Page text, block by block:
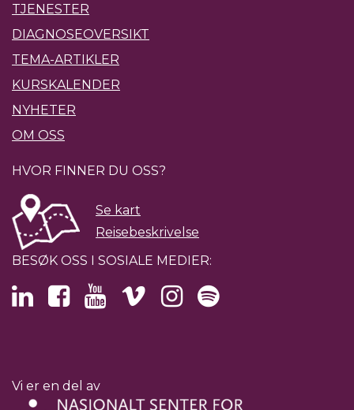
TJENESTER
DIAGNOSEOVERSIKT
TEMA-ARTIKLER
KURSKALENDER
NYHETER
OM OSS
HVOR FINNER DU OSS?
Se kart
Reisebeskrivelse
BESØK OSS I SOSIALE MEDIER:
Vi er en del av